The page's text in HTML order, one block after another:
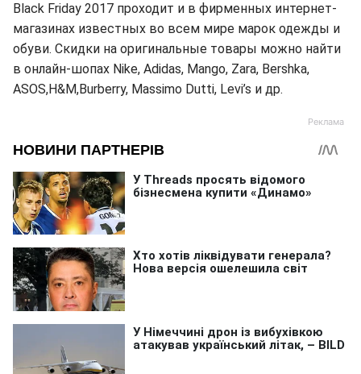
Black Friday 2017 проходит и в фирменных интернет-
магазинах известных во всем мире марок одежды и
обуви. Скидки на оригинальные товары можно найти
в онлайн-шопах Nike, Adidas, Mango, Zara, Bershka,
ASOS,H&M,Burberry, Massimo Dutti, Levi’s и др.